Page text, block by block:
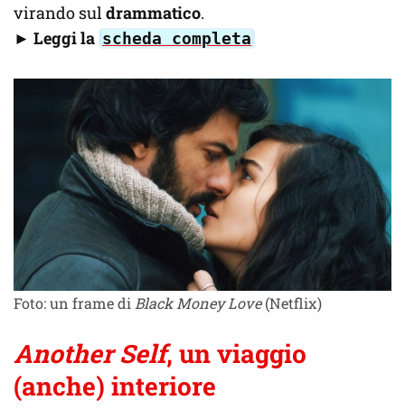
virando sul drammatico.
► Leggi la scheda completa
Foto: un frame di Black Money Love(Netflix)
Another Self, un viaggio
(anche) interiore